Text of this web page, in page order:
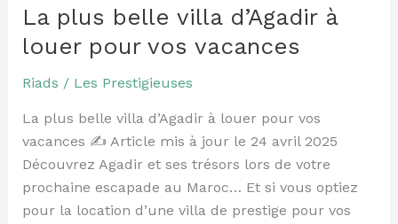
La plus belle villa d’Agadir à
louer pour vos vacances
Riads / Les Prestigieuses
La plus belle villa d’Agadir à louer pour vos
vacances ✍️ Article mis à jour le 24 avril 2025
Découvrez Agadir et ses trésors lors de votre
prochaine escapade au Maroc… Et si vous optiez
pour la location d’une villa de prestige pour vos
belle
villa
à
pour